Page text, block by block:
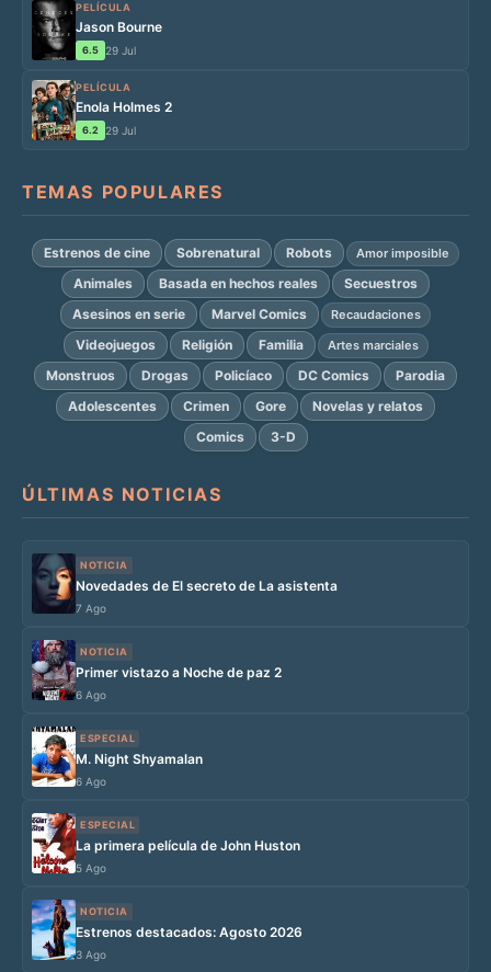
PELÍCULA
Jason Bourne
6.5 29 Jul
PELÍCULA
Enola Holmes 2
6.2 29 Jul
TEMAS POPULARES
Estrenos de cine Sobrenatural Robots Amor imposible
Animales Basada en hechos reales
Secuestros
Asesinos en serie
Marvel Comics Recaudaciones
Videojuegos Religión Familia Artes marciales
Monstruos Drogas Policíaco DC Comics
Parodia
Adolescentes
Crimen Gore
Novelas y relatos
Comics
3-D
ÚLTIMAS NOTICIAS
NOTICIA
Novedades de El secreto de La asistenta
7 Ago
NOTICIA
Primer vistazo a Noche de paz 2
6 Ago
ESPECIAL
M. Night Shyamalan
6 Ago
ESPECIAL
La primera película de John Huston
5 Ago
NOTICIA
Estrenos destacados: Agosto 2026
3 Ago